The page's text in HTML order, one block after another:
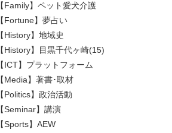
【Family】ペット愛犬介護
【Fortune】夢占い
【History】地域史
【History】目黒千代ヶ崎(15)
【ICT】プラットフォーム
【Media】著書･取材
【Politics】政治活動
【Seminar】講演
【Sports】AEW